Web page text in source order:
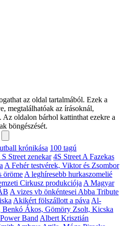
az oldal tartalmából. Ezek a
megtalálhatóak az írásoknál,
oldalon bárhol kattinthat ezekre a
böngészését.
krónikása 100 tagú
S Street zenekar 4S Street A Fazekas
A Fehér testvérek, Viktor és Zsombor
öröme A leghíresebb hurkaszomelié
Cirkusz produkciója A Magyar
A vizes vb önkéntesei Abba Tribute
Akikért fölszállott a páva Al-
Benkó Ákos, Gömöry Zsolt, Kicska
Band Albert Krisztián